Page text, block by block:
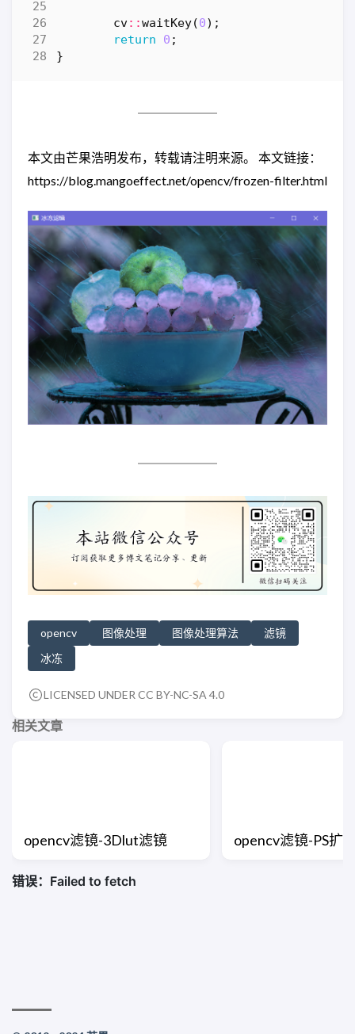
cv::waitKey(0);
return
0 ;
}
本文由芒果浩明发布，转载请注明来源。 本文链接：
https://blog.mangoeffect.net/opencv/frozen-filter.html
opencv 图像处理 图像处理算法
滤镜
冰冻
LICENSED UNDER CC BY-NC-SA 4.0
相关文章
opencv滤镜-3Dlut滤镜 opencv滤镜-PS扩